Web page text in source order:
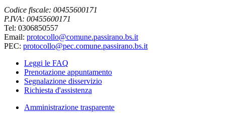
Codice fiscale: 00455600171
P.IVA: 00455600171
Tel: 0306850557
Email: protocollo@comune.passirano.bs.it
PEC: protocollo@pec.comune.passirano.bs.it
Leggi le FAQ
Prenotazione appuntamento
Segnalazione disservizio
Richiesta d'assistenza
Amministrazione trasparente